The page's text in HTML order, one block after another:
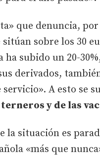
que denuncia,
sitúan sobre los 30
subido un 20-
derivados,
A esto se
y de las
la situación es
«más que